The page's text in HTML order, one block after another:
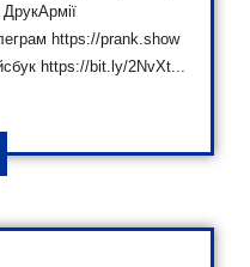
https://prank.show
https://bit.ly/2NvXt...